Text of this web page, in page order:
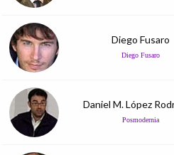
Diego Fusaro
Diego Fusaro
Daniel M. López
Posmodernia